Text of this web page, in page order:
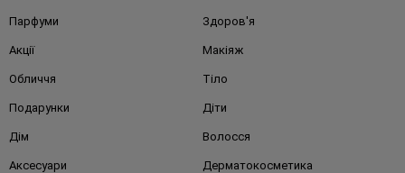
Парфуми Здоров'я
Акції Макіяж
Обличчя Тіло
Подарунки Діти
Дім Волосся
Аксесуари Дерматокосметика